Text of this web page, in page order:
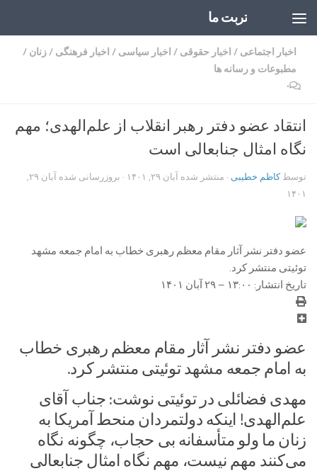
تربت ما
اخبار اجتماعی / اخبار حقوقی / اخبار سیاسی / اخبار فرهنگی /زنان /
مطبوعات و رسانه ها
۰
انتقاد عضو دفتر رهبر انقلاب از علم‌الهدی؛ مهم
نگاه امثال جنابعالی است
توسطکاظم خطیبی · منتشر شده آبان ۲۹, ۱۴۰۱ · بروزرسانی شده
آبان ۲۹,
۱۴۰۱
عضو دفتر نشر آثار مقام معظم رهبری خطاب به امام جمعه مشهد
توئیتی منتشر کرد.
تاریخ انتشار: ۱۳:۰۰ – ۲۹ آبان ۱۴۰۱
عضو دفتر نشر آثار مقام معظم رهبری خطاب
به امام جمعه مشهد توئیتی منتشر کرد.
مهدی فضائلی در توئیتی نوشت: جناب آقای
علم‌الهدی! اینکه دولتمردان منحط آمریکا به
زنان ما ولو متأسفانه بی حجاب، چگونه نگاه
می‌کنند مهم نیست، مهم نگاه امثال جنابعالی